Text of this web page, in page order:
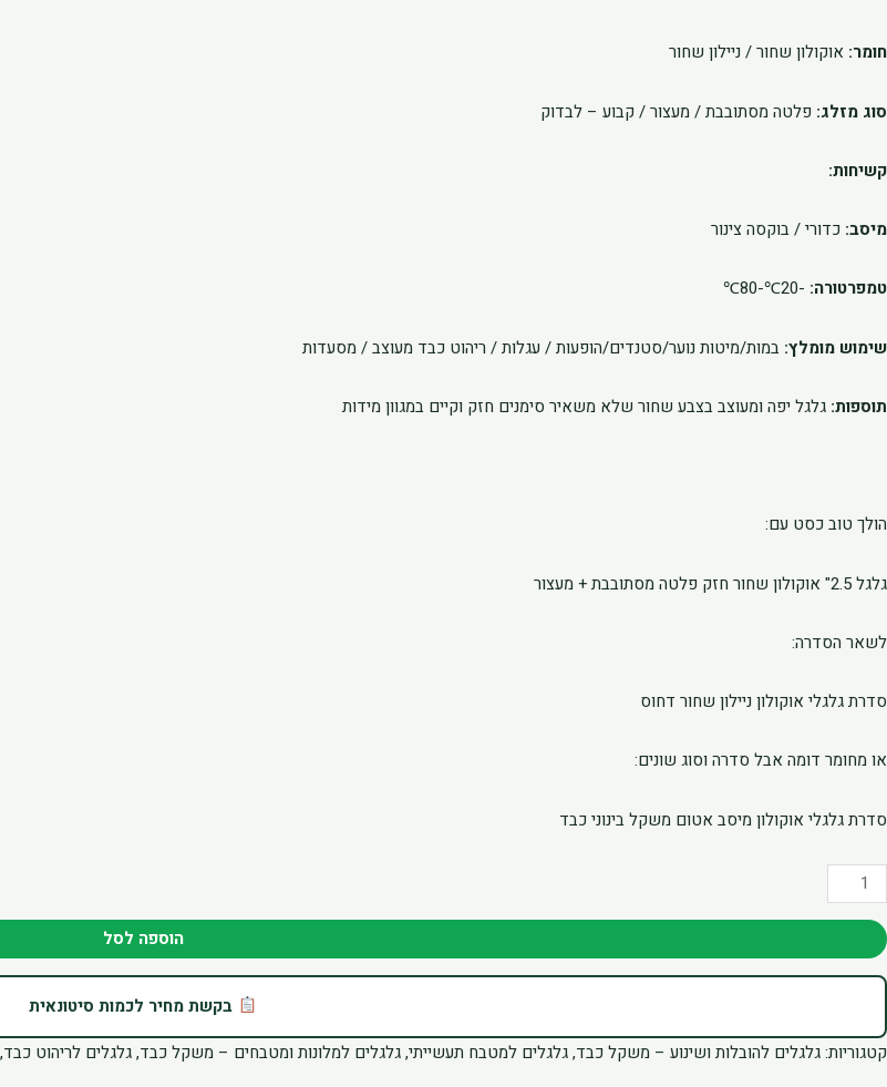
חומר: אוקולון שחור / ניילון שחור
סוג מזלג: פלטה מסתובבת / מעצור / קבוע – לבדוק
קשיחות:
מיסב: כדורי / בוקסה צינור
טמפרטורה: -20℃-80℃
שימוש מומלץ: במות/מיטות נוער/סטנדים/הופעות / עגלות / ריהוט כבד מעוצב / מסעדות
תוספות: גלגל יפה ומעוצב בצבע שחור שלא משאיר סימנים חזק וקיים במגוון מידות
הולך טוב כסט עם:
גלגל 2.5" אוקולון שחור חזק פלטה מסתובבת + מעצור
לשאר הסדרה:
סדרת גלגלי אוקולון ניילון שחור דחוס
או מחומר דומה אבל סדרה וסוג שונים:
סדרת גלגלי אוקולון מיסב אטום משקל בינוני כבד
כמות
של
גלגל
שחור
חזק
הוספה לסל
בקשת מחיר לכמות סיטונאית
קטגוריות:גלגלים להובלות ושינוע – משקל כבד,גלגלים למטבח תעשייתי,גלגלים למלונות ומטבחים – משקל כבד,גלגלים לריהוט כבד,